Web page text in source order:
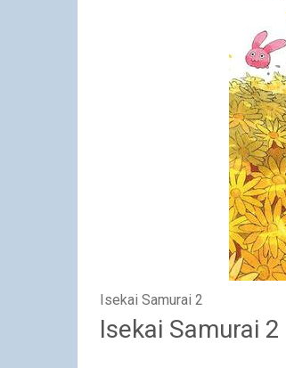
Isekai Samurai 2
Isekai Samurai 2